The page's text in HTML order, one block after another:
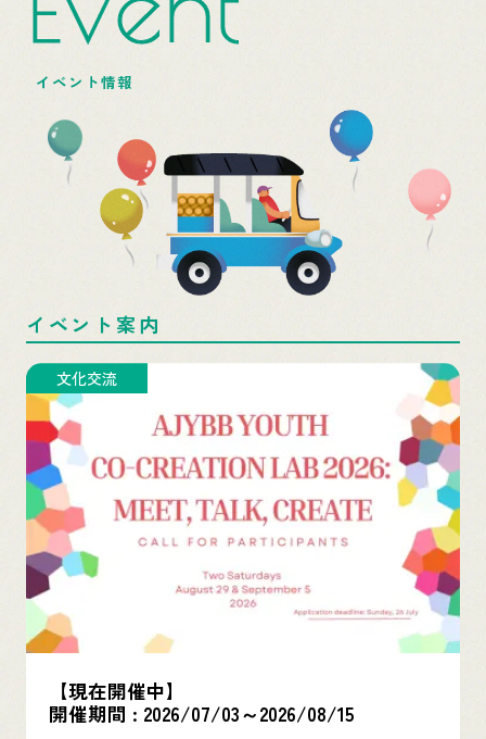
イベント情報
イベント案内
貿易・投資・観光
【近日開催】
開催日 :2026/08/26